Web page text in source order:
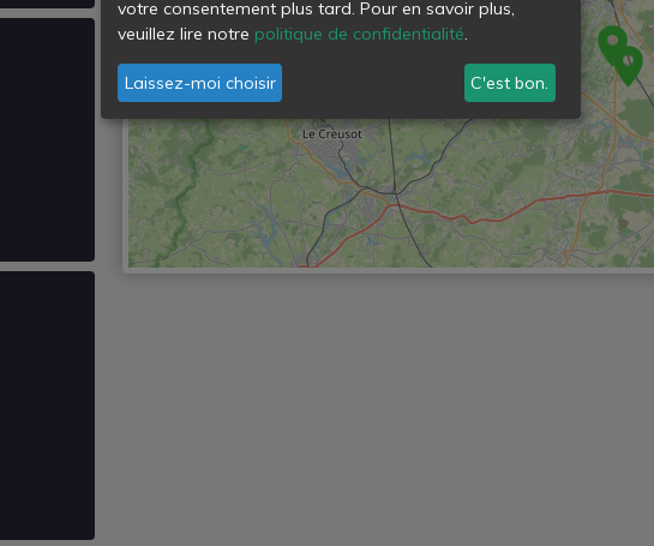
votre consentement plus tard. Pour en savoir plus,
veuillez lire notre politique de confidentialité.
Laissez-moi choisir C'est bon.